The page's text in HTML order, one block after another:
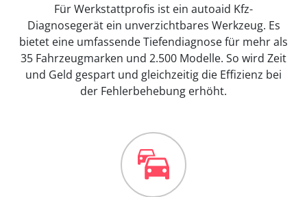
Für Werkstattprofis ist ein autoaid Kfz-
Diagnosegerät ein unverzichtbares Werkzeug. Es
bietet eine umfassende Tiefendiagnose für mehr als
35 Fahrzeugmarken und 2.500 Modelle. So wird Zeit
und Geld gespart und gleichzeitig die Effizienz bei
der Fehlerbehebung erhöht.